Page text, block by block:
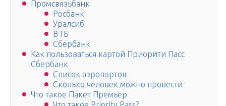
Промсвязьбанк
Росбанк
Уралсиб
ВТБ
Сбербанк
Как пользоваться картой Приорити Пасс
Сбербанк
Список аэропортов
Сколько человек можно провести
Что такое Пакет Премьер